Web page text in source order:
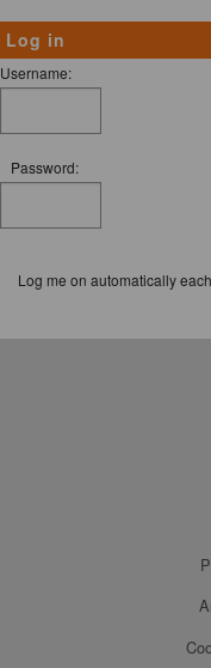
Log in
Username:
Password:
Log me on automatically